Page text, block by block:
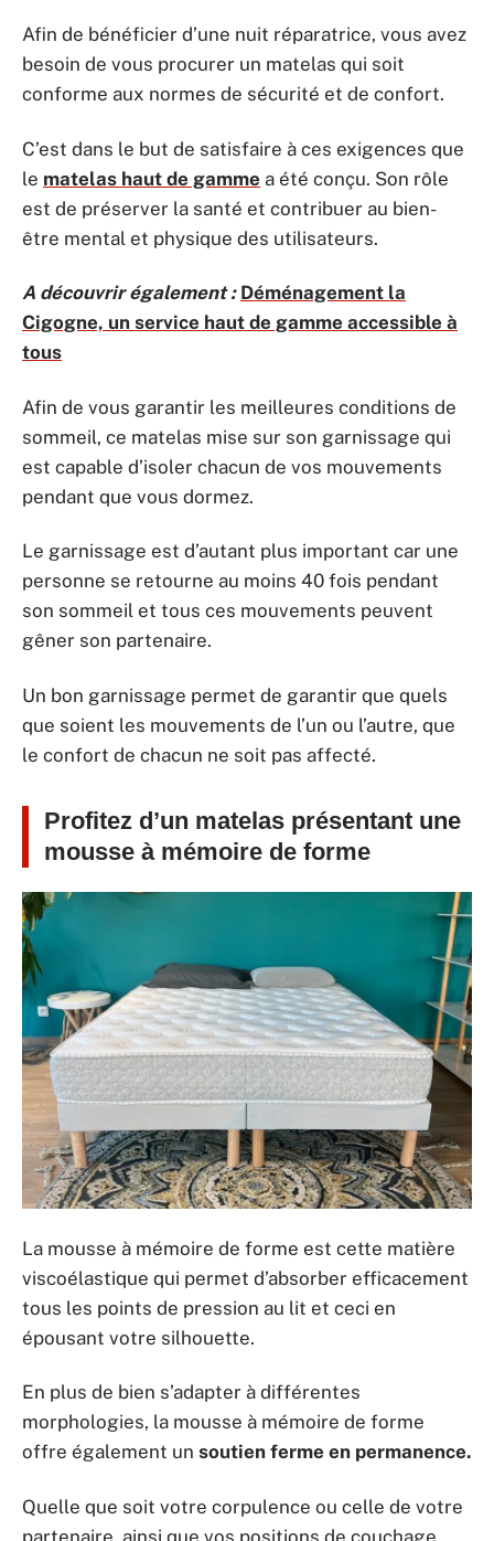
Afin de bénéficier d’une nuit réparatrice, vous avez
besoin de vous procurer un matelas qui soit
conforme aux normes de sécurité et de confort.
C’est dans le but de satisfaire à ces exigences que
le matelas haut de gamme a été conçu. Son rôle
est de préserver la santé et contribuer au bien-
être mental et physique des utilisateurs.
A découvrir également : Déménagement la
Cigogne, un service haut de gamme accessible à
tous
Afin de vous garantir les meilleures conditions de
sommeil, ce matelas mise sur son garnissage qui
est capable d’isoler chacun de vos mouvements
pendant que vous dormez.
Le garnissage est d’autant plus important car une
personne se retourne au moins 40 fois pendant
son sommeil et tous ces mouvements peuvent
gêner son partenaire.
Un bon garnissage permet de garantir que quels
que soient les mouvements de l’un ou l’autre, que
le confort de chacun ne soit pas affecté.
Profitez d’un matelas présentant une
mousse à mémoire de forme
La mousse à mémoire de forme est cette matière
viscoélastique qui permet d’absorber efficacement
tous les points de pression au lit et ceci en
épousant votre silhouette.
En plus de bien s’adapter à différentes
morphologies, la mousse à mémoire de forme
offre également un soutien ferme en permanence.
Quelle que soit votre corpulence ou celle de votre
partenaire, ainsi que vos positions de couchage,